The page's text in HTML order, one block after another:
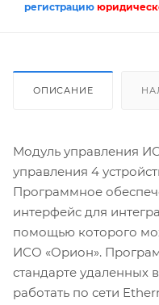
регистрацию
ОПИСАНИЕ
Модуль управления
управления 4
Программное
интерфейс для
помощью которого
ИСО «Орион».
стандарте удаленных
работать по сети